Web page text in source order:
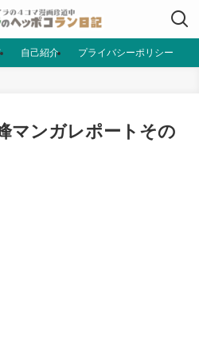
自己紹介 プライバシーポリシー
マンガレポートその